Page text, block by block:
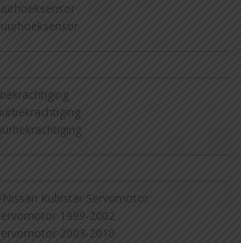
Kubistar Servomotor
1999-2002
2003-2010